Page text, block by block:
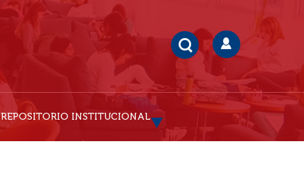
REPOSITORIO INSTITUCIONAL